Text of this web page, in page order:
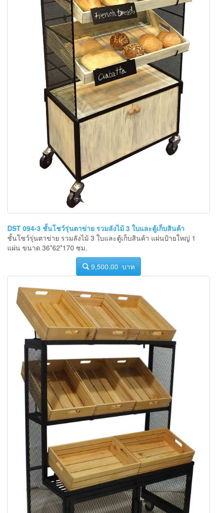
DST 094-3 ชั้นโชว์รุ่นตาข่าย รวมลังไม้ 3 ใบและตู้เก็บสินค้า
ชั้นโชว์รุ่นตาข่าย รวมลังไม้ 3 ใบและตู้เก็บสินค้า แผ่นป้ายใหญ่ 1
แผ่น ขนาด 36*62*170 ซม.
9,500.00 บาท